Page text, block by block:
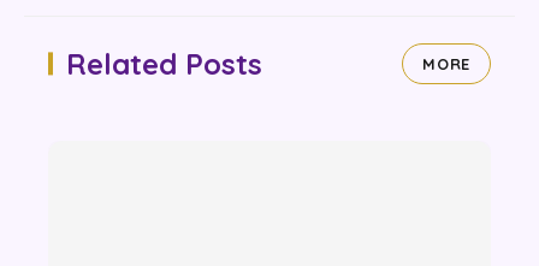
Related Posts MORE